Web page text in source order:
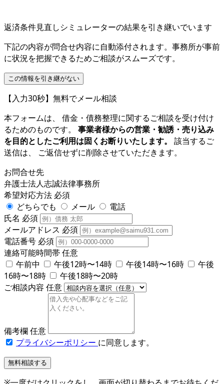
返済条件見直しシミュレーターの結果を引き継いでいます
下記の内容が問合せ内容に自動添付されます。事務所が事前
に状況を把握できるためご相談がスムーズです。
この情報を引き継がない
【入力30秒】無料でメール相談
本フォームは、 借金・債務整理に関するご相談を受け付け
るためのものです。 事業者様からの営業・勧誘・売り込み
を目的としたご利用は固くお断りいたします。
該当するご
送信は、 ご返信せずに削除させていただきます。
お問合せ先
弁護士法人志誠法律事務所
希望対応方法 必須
どちらでも
メール
電話
氏名 必須
メールアドレス 必須
電話番号 必須
連絡可能時間帯 任意
午前中
午後12時〜14時 午後14時〜16時
午後
16時〜18時
午後18時〜20時
ご相談内容 任意
備考欄任意
プライバシーポリシー に同意します。
無料相談する